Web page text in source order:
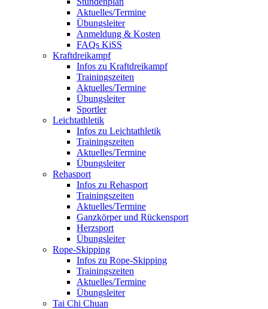
Aktuelles/Termine
Übungsleiter
Anmeldung & Kosten
FAQs KiSS
Kraftdreikampf
Infos zu Kraftdreikampf
Trainingszeiten
Aktuelles/Termine
Übungsleiter
Sportler
Leichtathletik
Infos zu Leichtathletik
Trainingszeiten
Aktuelles/Termine
Übungsleiter
Rehasport
Infos zu Rehasport
Trainingszeiten
Aktuelles/Termine
Ganzkörper und Rückensport
Herzsport
Übungsleiter
Rope-Skipping
Infos zu Rope-Skipping
Trainingszeiten
Aktuelles/Termine
Übungsleiter
Tai Chi Chuan